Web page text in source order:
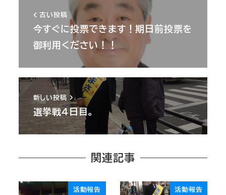
古い投稿
今すぐに投票できます！期日前投票を
御利用ください！！
新しい投稿
選挙戦４日目。
関連記事
活動報告 活動報告